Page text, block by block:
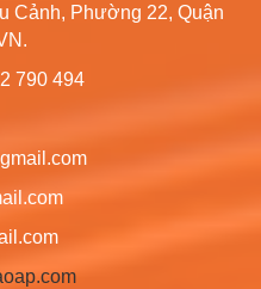
Cảnh, Phường 22, Quận
790 494